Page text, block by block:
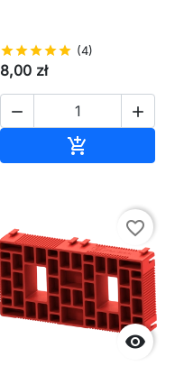
starstarstarstarstar (4)
8,00 zł
 


favorite_border